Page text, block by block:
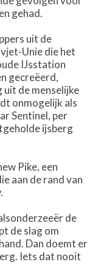
gehad.
uit de
Unie die het
IJsstation
gecreëerd,
uit de menselijke
onmogelijk als
Sentinel, per
ijsberg
Pike, een
aan de rand van
de
de slag om
Dan doemt er
Iets dat nooit